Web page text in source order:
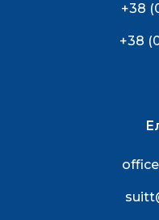
+38
+38